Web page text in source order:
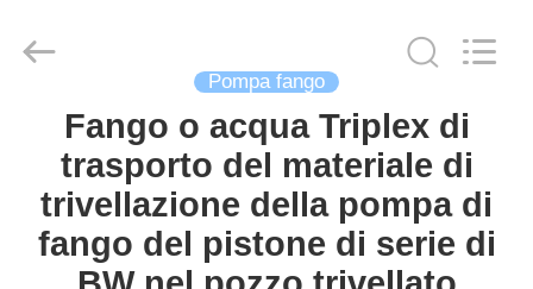
CASA
PRODOTTI
MOSTRA
Sinovo
Heavy
Pompa fango
Fango o acqua Triplex di
trasporto del materiale di
trivellazione della pompa di
fango del pistone di serie di